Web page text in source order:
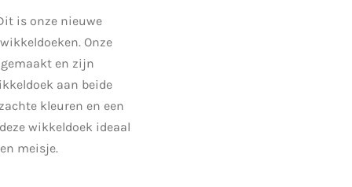
is onze nieuwe
Onze
en zijn
aan beide
kleuren en een
wikkeldoek ideaal
meisje.